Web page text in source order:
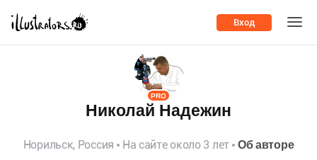
Вход
PRO
Николай Надежин
Норильск, Россия На сайте около 3 лет Об авторе